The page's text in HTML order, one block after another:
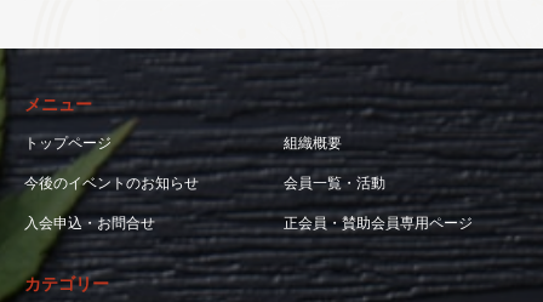
メニュー
トップページ 組織概要
今後のイベントのお知らせ 会員一覧・活動
入会申込・お問合せ 正会員・賛助会員専用ページ
カテゴリー